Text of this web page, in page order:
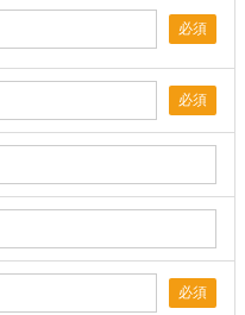
必須
必須
必須